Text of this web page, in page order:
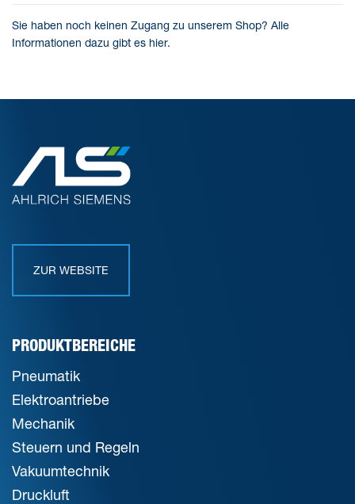
Sie haben noch keinen Zugang zu unserem Shop? Alle
Informationen dazu gibt es hier.
ZUR WEBSITE
PRODUKTBEREICHE
Pneumatik
Elektroantriebe
Mechanik
Steuern und Regeln
Vakuumtechnik
Druckluft